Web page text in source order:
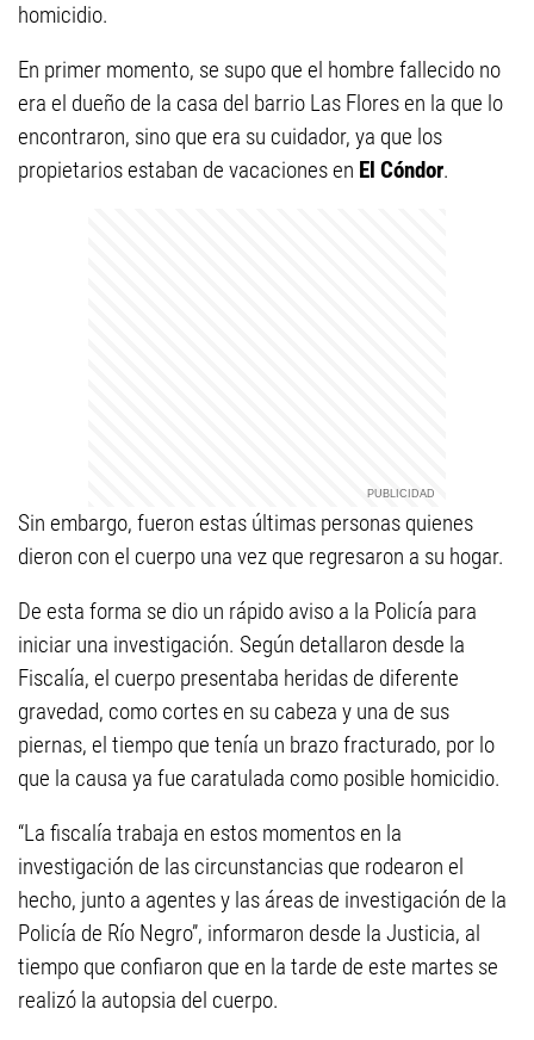
homicidio.
En primer momento, se supo que el hombre fallecido no
era el dueño de la casa del barrio Las Flores en la que lo
encontraron, sino que era su cuidador, ya que los
propietarios estaban de vacaciones en El Cóndor.
Sin embargo, fueron estas últimas personas quienes
dieron con el cuerpo una vez que regresaron a su hogar.
De esta forma se dio un rápido aviso a la Policía para
iniciar una investigación. Según detallaron desde la
Fiscalía, el cuerpo presentaba heridas de diferente
gravedad, como cortes en su cabeza y una de sus
piernas, el tiempo que tenía un brazo fracturado, por lo
que la causa ya fue caratulada como posible homicidio.
“La fiscalía trabaja en estos momentos en la
investigación de las circunstancias que rodearon el
hecho, junto a agentes y las áreas de investigación de la
Policía de Río Negro”, informaron desde la Justicia, al
tiempo que confiaron que en la tarde de este martes se
realizó la autopsia del cuerpo.